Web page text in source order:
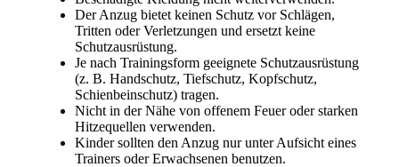
Der Anzug bietet keinen Schutz vor Schlägen,
Tritten oder Verletzungen und ersetzt keine
Schutzausrüstung.
Je nach Trainingsform geeignete Schutzausrüstung
(z. B. Handschutz, Tiefschutz, Kopfschutz,
Schienbeinschutz) tragen.
Nicht in der Nähe von offenem Feuer oder starken
Hitzequellen verwenden.
Kinder sollten den Anzug nur unter Aufsicht eines
Trainers oder Erwachsenen benutzen.